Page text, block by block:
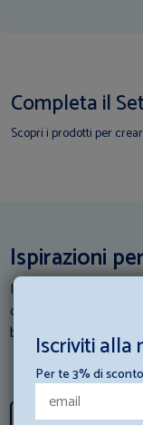
Completa il
Scopri i prodotti per
Ispirazioni
I nostri esperti di
consigli e scopri
biancheria con la tua
Scopri tutti i
Iscriviti
Per te 3% di